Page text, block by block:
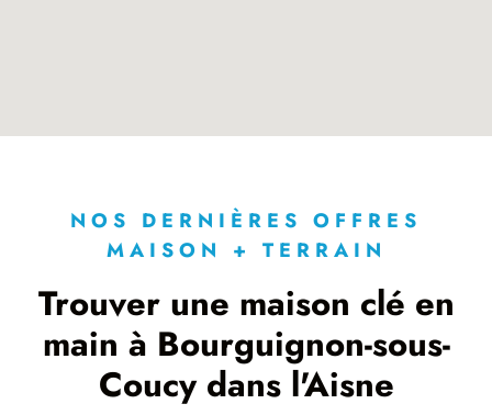
NOS DERNIÈRES OFFRES
MAISON + TERRAIN
Trouver une maison clé en
main à Bourguignon-sous-
Coucy dans l'Aisne